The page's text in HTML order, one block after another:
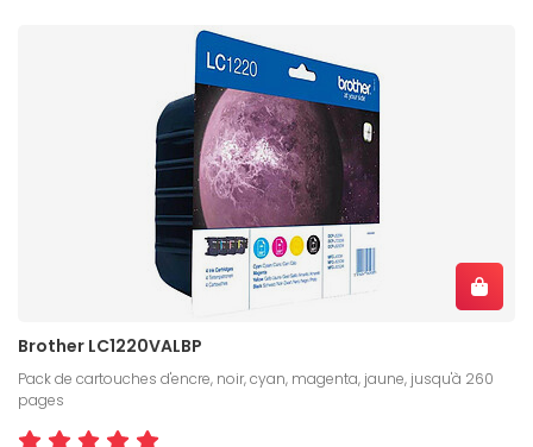
Brother LC1220VALBP
Pack de cartouches d'encre, noir, cyan, magenta, jaune, jusqu'à 260
pages